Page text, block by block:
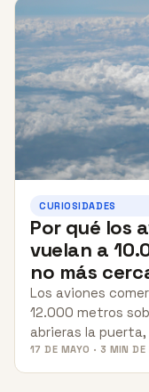
CURIOSIDADES
Por qué los
vuelan a
no más
Los aviones
12.000 metros
abrieras la
17 DE MAYO · 3 MIN DE